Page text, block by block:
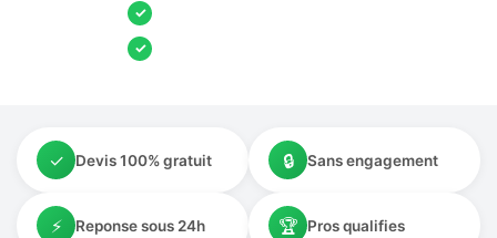
✓
✓
✓ Devis 100% gratuit 🔒 Sans engagement
⚡ Reponse sous 24h 🏆 Pros qualifies